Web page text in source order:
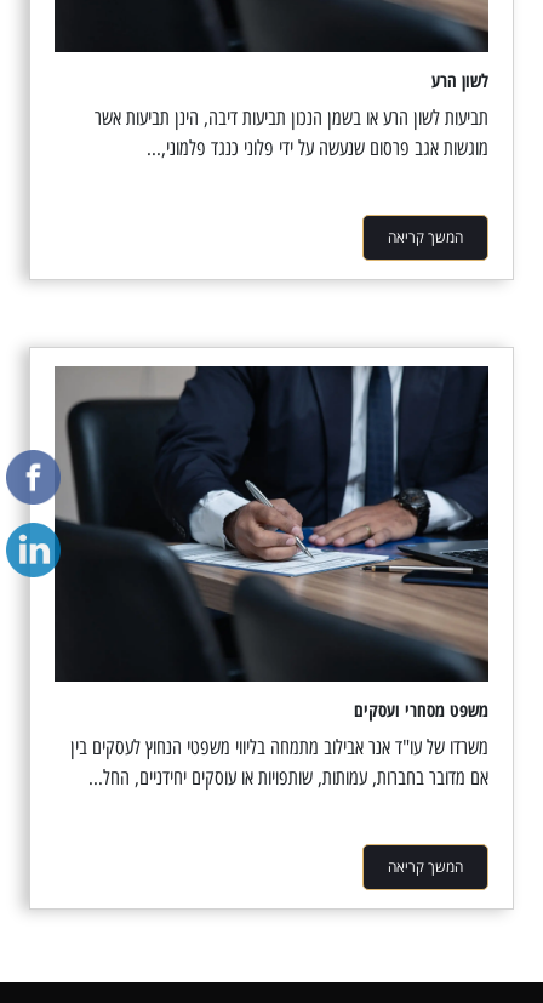
לשון הרע
תביעות לשון הרע או בשמן הנכון תביעות דיבה, הינן תביעות אשר
מוגשות אגב פרסום שנעשה על ידי פלוני כנגד פלמוני,...
המשך קריאה
משפט מסחרי ועסקים
משרדו של עו"ד אנר אבילוב מתמחה בליווי משפטי הנחוץ לעסקים בין
אם מדובר בחברות, עמותות, שותפויות או עוסקים יחידניים, החל...
המשך קריאה